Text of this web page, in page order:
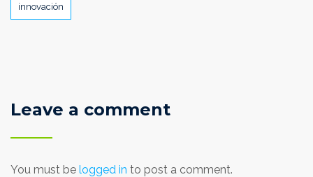
innovación
Leave a comment
You must be logged in to post a comment.